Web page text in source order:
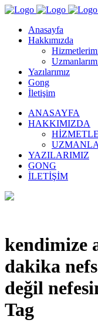
Anasayfa
Hakkımızda
Yazılarımız
Gong
İletişim
ANASAYFA
HAKKIMIZDA
YAZILARIMIZ
GONG
İLETIŞIM
kendimize
dakika
değil
Tag